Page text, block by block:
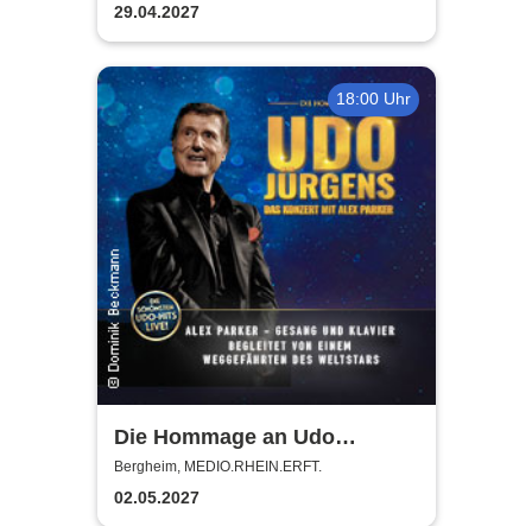
29.04.2027
18:00 Uhr
Die Hommage an Udo
Jürgens - Das Konzert mit
Alex Parker
Bergheim, MEDIO.RHEIN.ERFT.
02.05.2027